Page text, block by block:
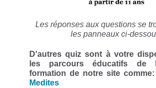
Les réponses aux questions se
les panneaux ci-
D'autres quiz sont à votre
les parcours éducatifs de
formation de notre site
Medites